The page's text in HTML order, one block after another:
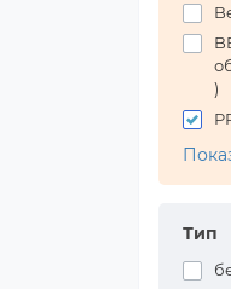
)
Тип